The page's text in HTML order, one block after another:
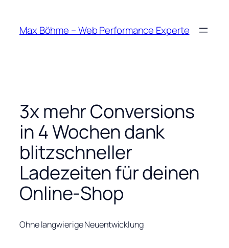
springen
Max Böhme – Web Performance Experte
3x mehr Conversions
in 4 Wochen dank
blitzschneller
Ladezeiten für deinen
Online-Shop
Ohne langwierige Neuentwicklung